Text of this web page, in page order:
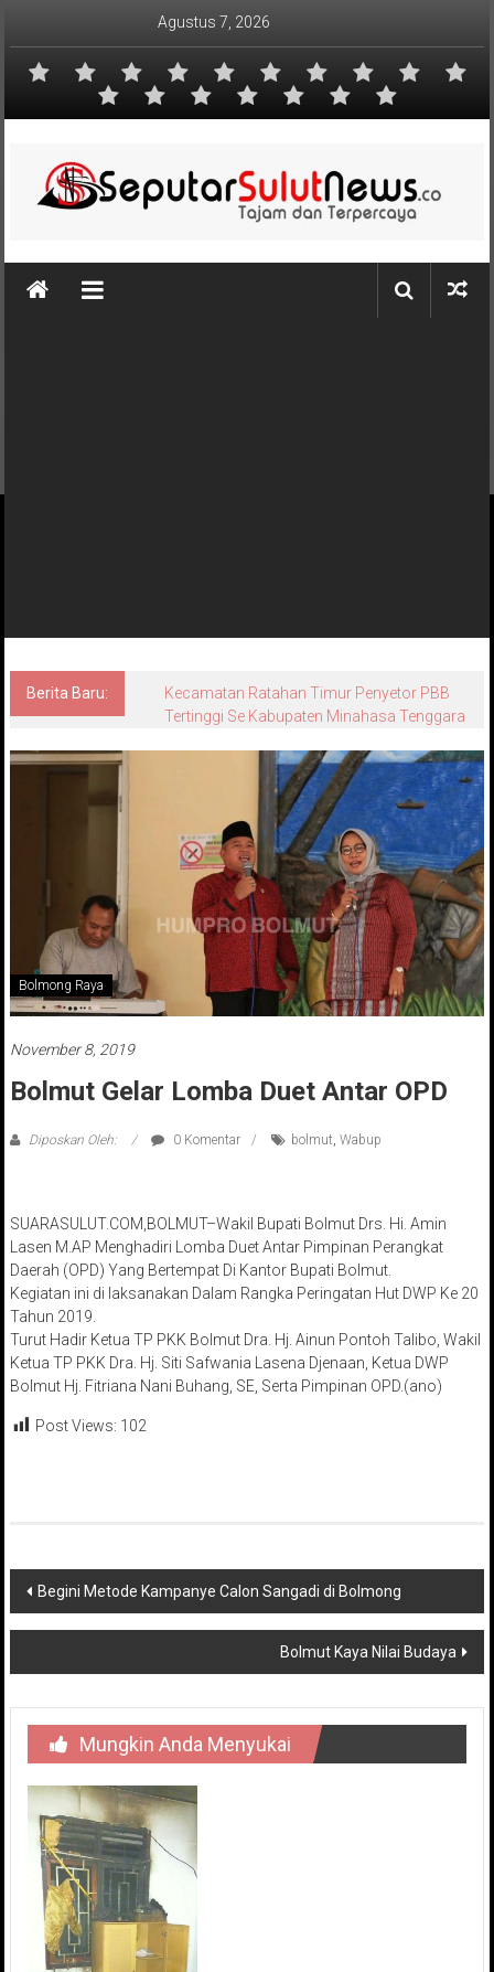
Agustus 7, 2026
Berita Baru:
Kecamatan Ratahan Timur Penyetor PBB
Tertinggi Se Kabupaten Minahasa Tenggara
Bolmong Raya
November 8, 2019
Bolmut Gelar Lomba Duet Antar OPD
Diposkan Oleh: 0 Komentar bolmut, Wabup
SUARASULUT.COM,BOLMUT–Wakil Bupati Bolmut Drs. Hi. Amin
Lasen M.AP Menghadiri Lomba Duet Antar Pimpinan Perangkat
Daerah (OPD) Yang Bertempat Di Kantor Bupati Bolmut.
Kegiatan ini di laksanakan Dalam Rangka Peringatan Hut DWP Ke 20
Tahun 2019.
Turut Hadir Ketua TP PKK Bolmut Dra. Hj. Ainun Pontoh Talibo, Wakil
Ketua TP PKK Dra. Hj. Siti Safwania Lasena Djenaan, Ketua DWP
Bolmut Hj. Fitriana Nani Buhang, SE, Serta Pimpinan OPD.(ano)
Post Views: 102
Navigasi
pos
Begini Metode Kampanye Calon Sangadi di Bolmong
Bolmut Kaya Nilai Budaya
Mungkin Anda Menyukai